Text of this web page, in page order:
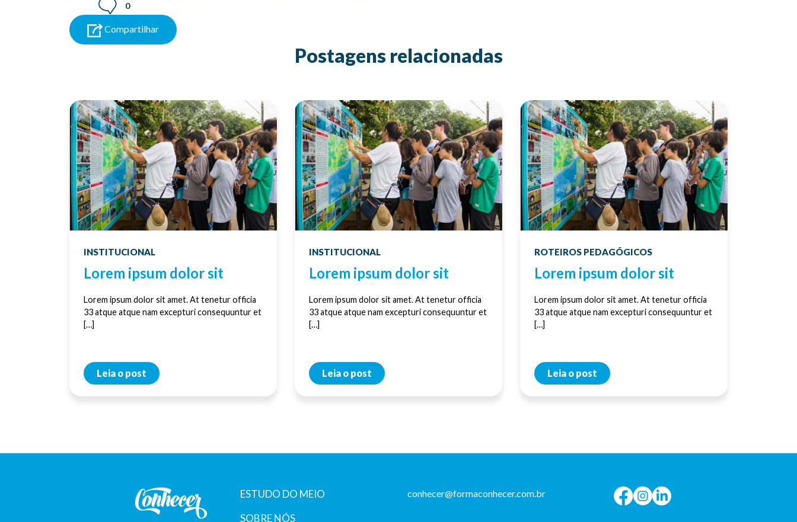
0
Compartilhar
Postagens relacionadas
INSTITUCIONAL
Lorem ipsum dolor sit
Lorem ipsum dolor sit amet. At tenetur officia
33 atque atque nam excepturi consequuntur et
[…]
Leia o post
INSTITUCIONAL
Lorem ipsum dolor sit
Lorem ipsum dolor sit amet. At tenetur officia
33 atque atque nam excepturi consequuntur et
[…]
Leia o post
ROTEIROS PEDAGÓGICOS
Lorem ipsum dolor sit
Lorem ipsum dolor sit amet. At tenetur officia
33 atque atque nam excepturi consequuntur et
[…]
Leia o post
ESTUDO DO MEIO
SOBRE NÓS
conhecer@formaconhecer.com.br